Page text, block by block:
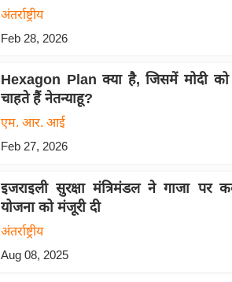
अंतर्राष्ट्रीय
Feb 28, 2026
Hexagon Plan क्या है, जिसमें मोदी को
चाहते हैं नेतन्याहू?
एम. आर. आई
Feb 27, 2026
इजराइली सुरक्षा मंत्रिमंडल ने गाजा पर
योजना को मंजूरी दी
अंतर्राष्ट्रीय
Aug 08, 2025